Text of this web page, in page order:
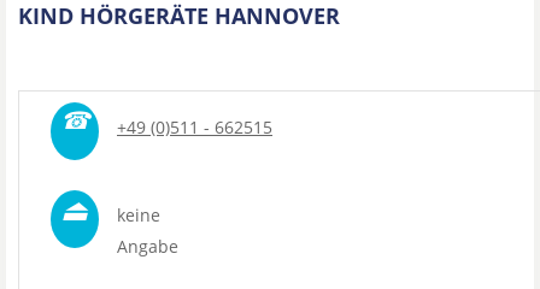
KIND HÖRGERÄTE HANNOVER
☎ +49 (0)511 - 662515
⏏
keine
Angabe